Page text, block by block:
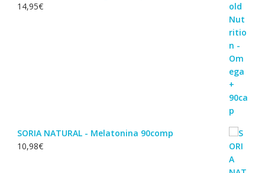
14,95€
SORIA NATURAL - Melatonina 90comp
10,98€